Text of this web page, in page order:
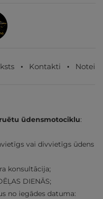
Kontakti
ūdensmotociklu:
vai divvietīgs ūdens
konsultācija;
DIENĀS;
no iegādes datuma: